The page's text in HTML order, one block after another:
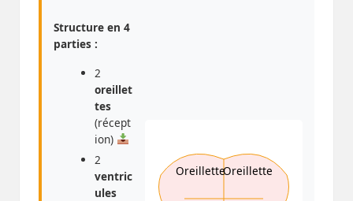
Structure en 4
parties :
2
oreillet
tes
(récept
ion)
2
ventric
ules
OreilletteOreillette